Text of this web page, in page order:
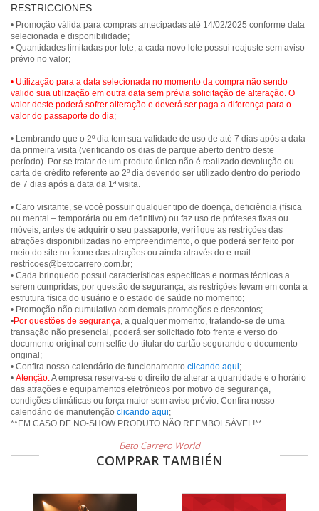
RESTRICCIONES
• Promoção válida para compras antecipadas até 14/02/2025 conforme data
selecionada e disponibilidade;
• Quantidades limitadas por lote, a cada novo lote possui reajuste sem aviso
prévio no valor;
• Utilização para a data selecionada no momento da compra não sendo
valido sua utilização em outra data sem prévia solicitação de alteração. O
valor deste poderá sofrer alteração e deverá ser paga a diferença para o
valor do passaporte do dia;
• Lembrando que o 2º dia tem sua validade de uso de até 7 dias após a data
da primeira visita (verificando os dias de parque aberto dentro deste
período). Por se tratar de um produto único não é realizado devolução ou
carta de crédito referente ao 2º dia devendo ser utilizado dentro do período
de 7 dias após a data da 1ª visita.
• Caro visitante, se você possuir qualquer tipo de doença, deficiência (física
ou mental – temporária ou em definitivo) ou faz uso de próteses fixas ou
móveis, antes de adquirir o seu passaporte, verifique as restrições das
atrações disponibilizadas no empreendimento, o que poderá ser feito por
meio do site no ícone das atrações ou ainda através do e-mail:
restricoes@betocarrero.com.br;
• Cada brinquedo possui características específicas e normas técnicas a
serem cumpridas, por questão de segurança, as restrições levam em conta a
estrutura física do usuário e o estado de saúde no momento;
• Promoção não cumulativa com demais promoções e descontos;
•Por questões de segurança, a qualquer momento, tratando-se de uma
transação não presencial, poderá ser solicitado foto frente e verso do
documento original com selfie do titular do cartão segurando o documento
original;
• Confira nosso calendário de funcionamento clicando aqui;
• Atenção:A empresa reserva-se o direito de alterar a quantidade e o horário
das atrações e equipamentos eletrônicos por motivo de segurança,
condições climáticas ou força maior sem aviso prévio. Confira nosso
calendário de manutenção clicando aqui;
**EM CASO DE NO-SHOW PRODUTO NÃO REEMBOLSÁVEL!**
Beto Carrero World
COMPRAR TAMBIÉN